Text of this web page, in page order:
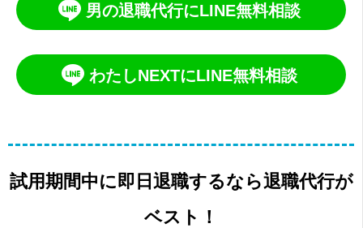
男の退職代行にLINE無料相談
わたしNEXTにLINE無料相談
試用期間中に即日退職するなら退職代行が
ベスト！